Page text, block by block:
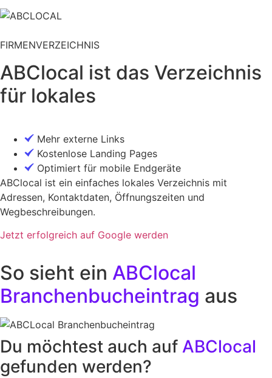
FIRMENVERZEICHNIS
ABClocal ist das Verzeichnis
für lokales
Mehr externe Links
Kostenlose Landing Pages
Optimiert für mobile Endgeräte
ABClocal ist ein einfaches lokales Verzeichnis mit
Adressen, Kontaktdaten, Öffnungszeiten und
Wegbeschreibungen.
Jetzt erfolgreich auf Google werden
So sieht ein ABClocal
Branchenbucheintrag aus
Du möchtest auch auf ABClocal
gefunden werden?